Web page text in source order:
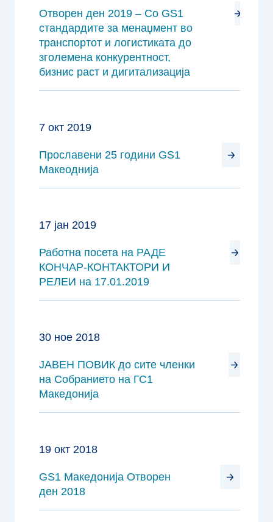
Oтворен ден 2019 – Со GS1
стандардите за менаџмент во
транспортот и логистиката до
зголемена конкурентност,
бизнис раст и дигитализација
7 окт 2019
Прославени 25 години GS1
Макеоднија
17 јан 2019
Работна посета на РАДЕ
КОНЧАР-КОНТАКТОРИ И
РЕЛЕИ на 17.01.2019
30 ное 2018
ЈАВЕН ПОВИК до сите членки
на Собранието на ГС1
Македонија
19 окт 2018
GS1 Македонија Отворен
ден 2018